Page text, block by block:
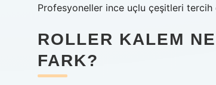
Profesyoneller ince uçlu çeşitleri
ROLLER KALEM
FARK?